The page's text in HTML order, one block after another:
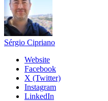
Sérgio Cipriano
Website
Facebook
X (Twitter)
Instagram
LinkedIn